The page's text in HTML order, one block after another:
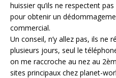
huissier qu’ils ne respectent
pour obtenir un
commercial.
Un conseil, n’y allez pas, ils ne
plusieurs jours, seul le
on me raccroche au nez au
sites principaux chez planet-